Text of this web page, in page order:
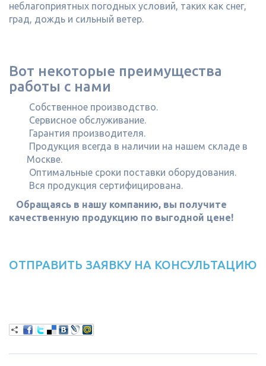
неблагоприятных погодных условий, таких как снег,
град, дождь и сильный ветер.
Вот некоторые преимущества
работы с нами
Собственное производство.
Сервисное обслуживание.
Гарантия производителя.
Продукция всегда в наличии на нашем складе в
Москве.
Оптимальные сроки поставки оборудования.
Вся продукция сертифицирована.
Обращаясь в нашу компанию, вы получите
качественную продукцию по выгодной цене!
ОТПРАВИТЬ ЗАЯВКУ НА КОНСУЛЬТАЦИЮ